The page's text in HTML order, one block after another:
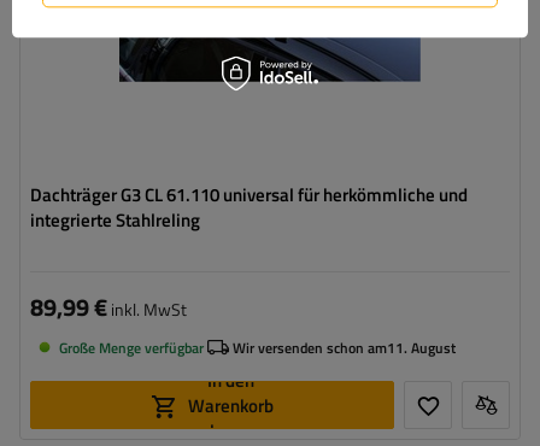
Dachträger G3 CL 61.110 universal für herkömmliche und
integrierte Stahlreling
89,99 €inkl. MwSt
Große Menge verfügbar Wir versenden schon am11. August
In den
Warenkorb
legen